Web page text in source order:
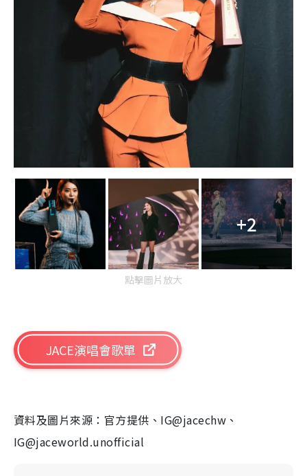
+2
點擊圖片放大
JACE演唱會歌單
資料及圖片來源：官方提供、IG@jacechw、
IG@jaceworld.unofficial